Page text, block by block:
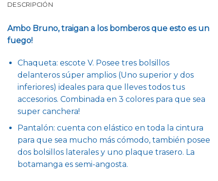
DESCRIPCIÓN
Ambo Bruno, traigan a los bomberos que esto es un
fuego!
Chaqueta: escote V. Posee tres bolsillos
delanteros súper amplios (Uno superior y dos
inferiores) ideales para que lleves todos tus
accesorios. Combinada en 3 colores para que sea
super canchera!
Pantalón: cuenta con elástico en toda la cintura
para que sea mucho más cómodo, también posee
dos bolsillos laterales y uno plaque trasero. La
botamanga es semi-angosta.